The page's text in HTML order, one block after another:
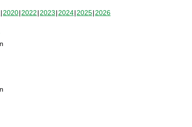
2020 2022 2023 2024 2025 2026